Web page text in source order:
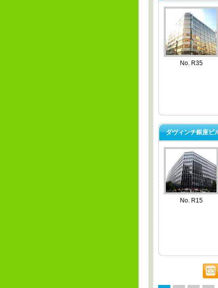
No. R35
ダヴィンチ銀座ビ
No. R15